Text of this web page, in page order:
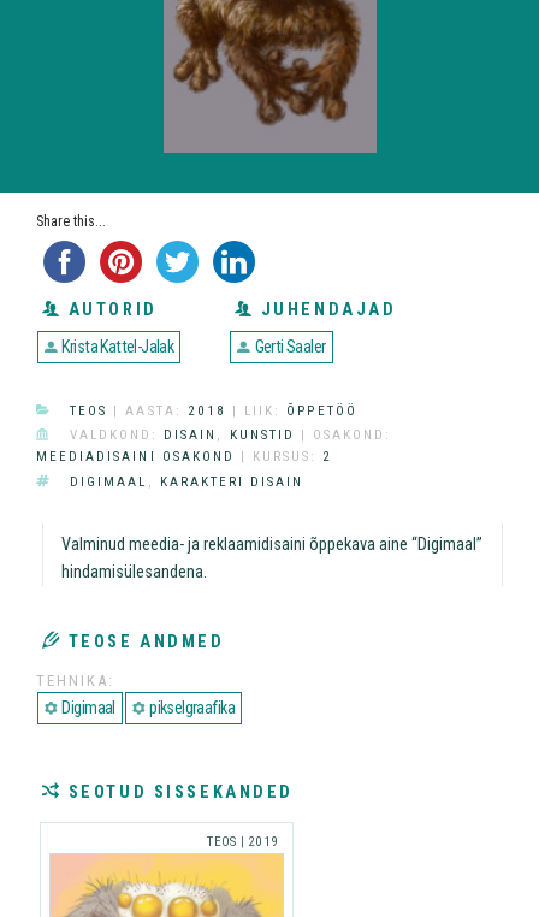
Share this...
AUTORID
Krista Kattel-Jalak
JUHENDAJAD
Gerti Saaler
CATEGORIES
TEOS | AASTA: 2018 | LIIK: ÕPPETÖÖ
DIVISION
VALDKOND: DISAIN , KUNSTID
| OSAKOND:
MEEDIADISAINI OSAKOND
| KURSUS: 2
TAGS
DIGIMAAL KARAKTERI DISAIN
Valminud meedia- ja reklaamidisaini õppekava aine “Digimaal”
hindamisülesandena.
TEOSE ANDMED
TEHNIKA
Digimaal pikselgraafika
SEOTUD SISSEKANDED
TEOS | 2019